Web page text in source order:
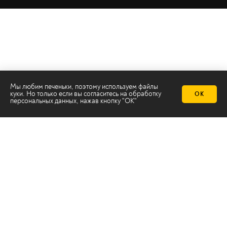
Мы любим печеньки, поэтому используем файлы
куки. Но только если вы согласитесь на обработку
персональных данных, нажав кнопку "ОК"
ОК